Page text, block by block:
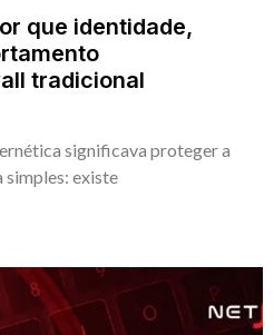
que identidade,
tradicional
significava proteger a
simples: existe